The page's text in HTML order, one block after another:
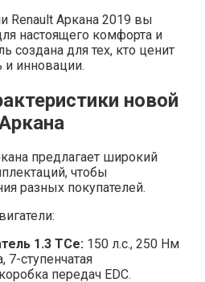
Renault Аркана 2019 вы
настоящего комфорта и
создана для тех, кто ценит
и инновации.
новой
предлагает широкий
чтобы
разных покупателей.
1.3 TCe: 150 л.с., 250 Нм
7-ступенчатая
передач EDC.